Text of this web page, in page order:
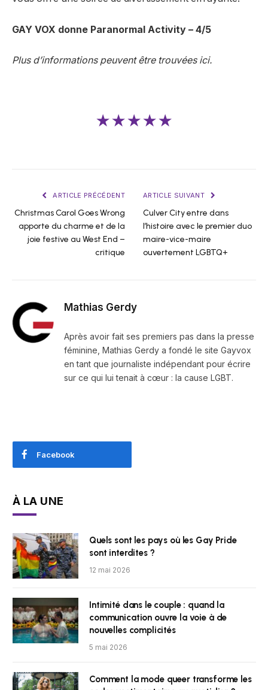
GAY VOX donne Paranormal Activity – 4/5
Plus d’informations peuvent être trouvées ici.
★★★★★
ARTICLE PRÉCÉDENT
Christmas Carol Goes Wrong
apporte du charme et de la
joie festive au West End –
critique
ARTICLE SUIVANT
Culver City entre dans
l’histoire avec le premier duo
maire-vice-maire
ouvertement LGBTQ+
Mathias Gerdy
Après avoir fait ses premiers pas dans la presse
féminine, Mathias Gerdy a fondé le site Gayvox
en tant que journaliste indépendant pour écrire
sur ce qui lui tenait à cœur : la cause LGBT.
Facebook
À LA UNE
Quels sont les pays où les Gay Pride
sont interdites ?
12 mai 2026
Intimité dans le couple : quand la
communication ouvre la voie à de
nouvelles complicités
5 mai 2026
Comment la mode queer transforme les